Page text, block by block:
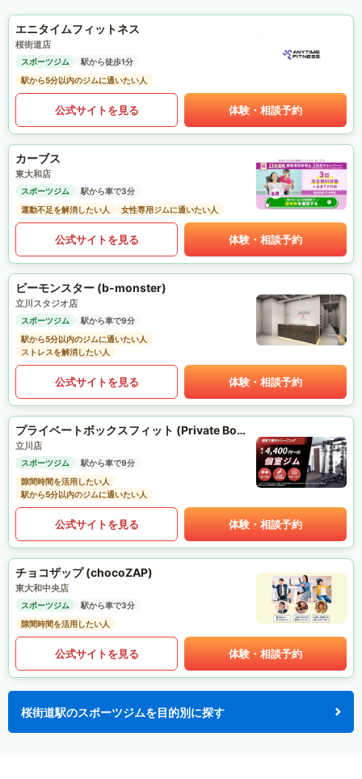
エニタイムフィットネス
桜街道店
スポーツジム
駅から徒歩1分
駅から5分以内のジムに通いたい人
公式サイトを見る 体験・相談予約
カーブス
東大和店
スポーツジム
駅から車で3分
運動不足を解消したい人
女性専用ジムに通いたい人
公式サイトを見る 体験・相談予約
ビーモンスター (b-monster)
立川スタジオ店
スポーツジム
駅から車で9分
駅から5分以内のジムに通いたい人
ストレスを解消したい人
公式サイトを見る 体験・相談予約
プライベートボックスフィット (Private Box Fit)
立川店
スポーツジム
駅から車で9分
隙間時間を活用したい人
駅から5分以内のジムに通いたい人
公式サイトを見る 体験・相談予約
チョコザップ (chocoZAP)
東大和中央店
スポーツジム
駅から車で3分
隙間時間を活用したい人
公式サイトを見る 体験・相談予約
桜街道駅のスポーツジムを目的別に探す